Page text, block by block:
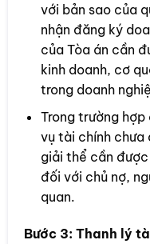
với bản sao của
nhận đăng ký
của Tòa án cần
kinh doanh, cơ
trong doanh
Trong trường
vụ tài chính
giải thể cần
đối với chủ nợ,
quan.
Bước 3: Thanh lý